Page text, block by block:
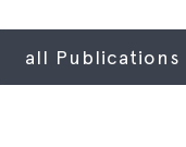
all Publications